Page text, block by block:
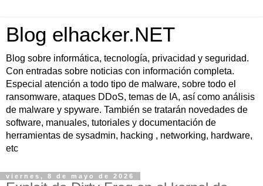
Blog elhacker.NET
Blog sobre informática, tecnología, privacidad y seguridad.
Con entradas sobre noticias con información completa.
Especial atención a todo tipo de malware, sobre todo el
ransomware, ataques DDoS, temas de IA, así como análisis
de malware y spyware. También se tratarán novedades de
software, manuales, tutoriales y documentación de
herramientas de sysadmin, hacking , networking, hardware,
etc
viernes, 8 de mayo de 2026